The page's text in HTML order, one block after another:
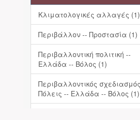
Κλιματολογικές αλλαγές (1)
Περιβάλλον -- Προστασία (1)
Περιβαλλοντική πολιτική --
Ελλάδα -- Βόλος (1)
Περιβαλλοντικός
Πόλεις -- Ελλάδα -- Βόλος (1)